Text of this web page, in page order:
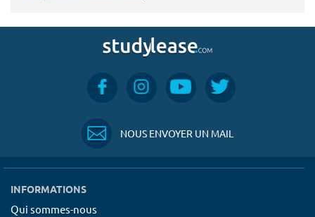
NOUS ENVOYER UN MAIL
INFORMATIONS
Qui sommes-nous